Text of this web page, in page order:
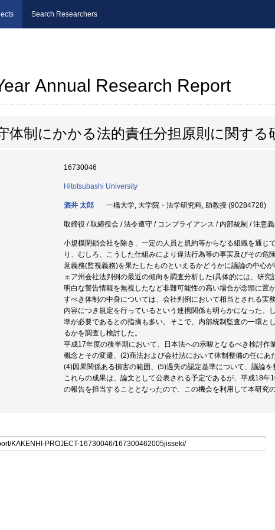
Search Researchers
Annual Research Report
体制にかかる法的責任分担原則に関する
16730046
Hitotsubashi University
酒井 太郎 一橋大学, 大学院・法学研究科, 助教授 (90284728)
取締役 / 取締役会 / 法令遵守 / コンプライアンス / 内部統制 / 注意
小規模閉鎖会社を除き、一定の人員と規約等からなる組織を通
り、むしろ、こうした仕組みにより違法行為等の事実及びその
意義務(監視義務)を果たしたものといえるかどうかに議論の中心
ェア州会社法判例の最近の傾向を調査分析した(具体的には、研
明白な警告情報を無視したなど非難可能性の高い場合が念頭に
すべき体制の中身については、会社判例において相当とされる
内容につき規定を行っているという連携関係も明らかになった
準が必要であるとの指摘も多い。そこで、内部統制監査の一環
るかを調査し検討した。
平成17年度の後半期において、日本法への示唆となるべき検討
概念とその変遷、(2)商法および会社法において体制整備の任に
(4)因果関係ある損害の範囲、(5)過失の認定基準について、議論を
これらの成果は、論文として公表される予定であるが、平成18年
の報告を担当することとなったので、この機会を利用して本研究